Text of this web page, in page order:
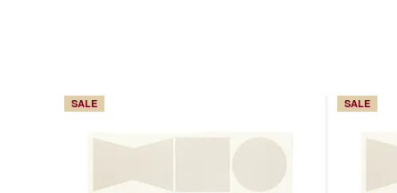
SALE SALE